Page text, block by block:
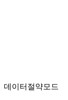
데이터절약모드